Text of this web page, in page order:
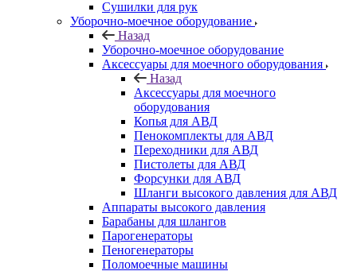
Сушилки для рук
Уборочно-моечное оборудование
Назад
Уборочно-моечное оборудование
Аксессуары для моечного оборудования
Назад
Аксессуары для моечного
оборудования
Копья для АВД
Пенокомплекты для АВД
Переходники для АВД
Пистолеты для АВД
Форсунки для АВД
Шланги высокого давления для АВД
Аппараты высокого давления
Барабаны для шлангов
Парогенераторы
Пеногенераторы
Поломоечные машины